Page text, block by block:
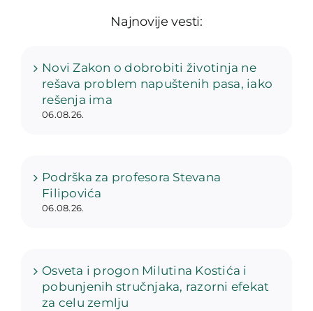
Najnovije vesti:
Novi Zakon o dobrobiti životinja ne
rešava problem napuštenih pasa, iako
rešenja ima
06.08.26.
Podrška za profesora Stevana
Filipovića
06.08.26.
Osveta i progon Milutina Kostića i
pobunjenih stručnjaka, razorni efekat
za celu zemlju